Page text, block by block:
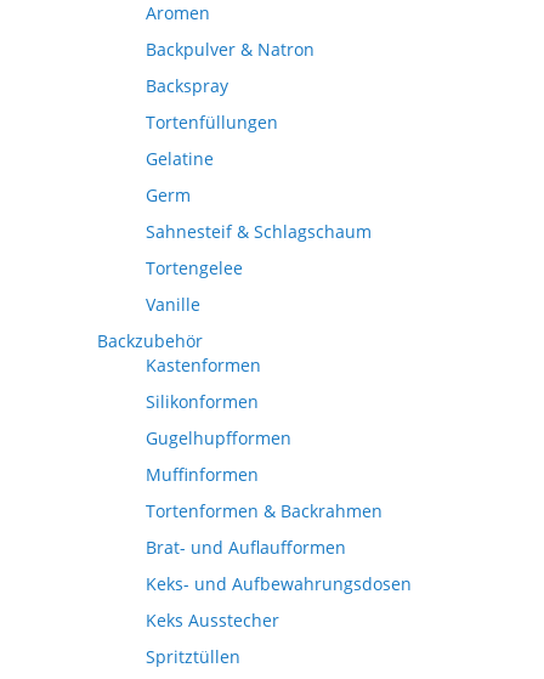
Aromen
Backpulver & Natron
Backspray
Tortenfüllungen
Gelatine
Germ
Sahnesteif & Schlagschaum
Tortengelee
Vanille
Backzubehör
Kastenformen
Silikonformen
Gugelhupfformen
Muffinformen
Tortenformen & Backrahmen
Brat- und Auflaufformen
Keks- und Aufbewahrungsdosen
Keks Ausstecher
Spritztüllen